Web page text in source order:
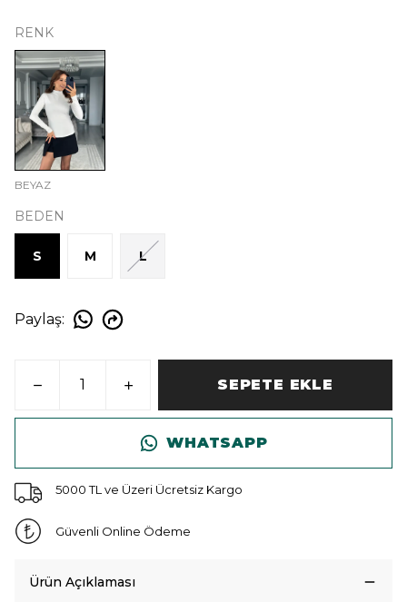
RENK
BEYAZ
BEDEN
S M L
Paylaş:
SEPETE EKLE
WHATSAPP
5000 TL ve Üzeri Ücretsiz Kargo
Güvenli Online Ödeme
Ürün Açıklaması